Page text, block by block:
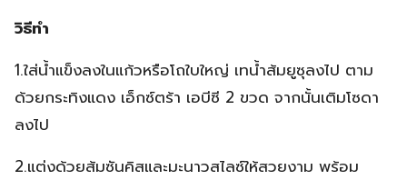
วิธีทำ
1.ใส่น้ำแข็งลงในแก้วหรือโถใบใหญ่ เทน้ำส้มยูซุลงไป ตาม
ด้วยกระทิงแดง เอ็กซ์ตร้า เอบีซี 2 ขวด จากนั้นเติมโซดา
ลงไป
2.แต่งด้วยส้มซันคิสและมะนาวสไลซ์ให้สวยงาม พร้อม